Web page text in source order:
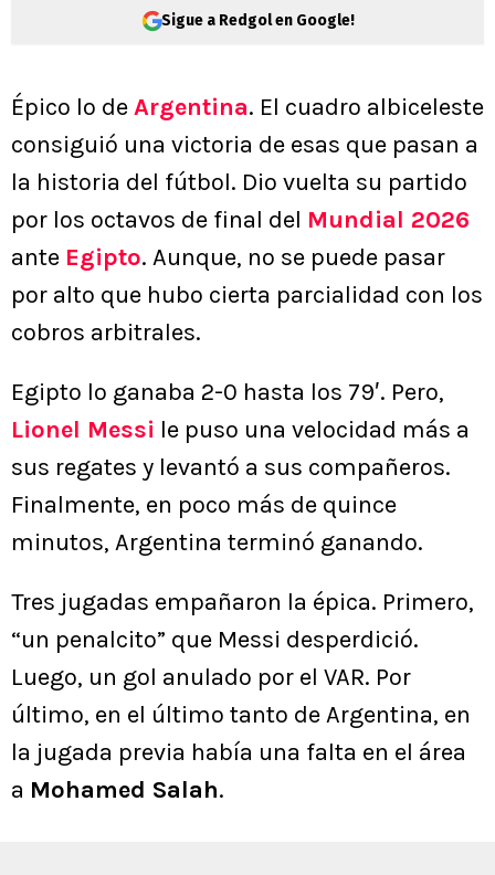
Sigue a Redgol en Google!
Épico lo deArgentina. El cuadro albiceleste
consiguió una victoria de esas que pasan a
la historia del fútbol. Dio vuelta su partido
por los octavos de final del Mundial 2026
ante Egipto. Aunque, no se puede pasar
por alto que hubo cierta parcialidad con los
cobros arbitrales.
Egipto lo ganaba 2-0 hasta los 79′. Pero,
Lionel Messi le puso una velocidad más a
sus regates y levantó a sus compañeros.
Finalmente, en poco más de quince
minutos, Argentina terminó ganando.
Tres jugadas empañaron la épica. Primero,
“un penalcito” que Messi desperdició.
Luego, un gol anulado por el VAR. Por
último, en el último tanto de Argentina, en
la jugada previa había una falta en el área
a Mohamed Salah.